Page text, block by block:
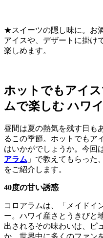
★スイーツの隠し味に。お
アイスや、デザートに掛け
楽しめます。
ホットでもアイ
ムで楽しむ ハワ
昼間は夏の熱気を残す日も
るこの季節。ホットでもア
はいかがでしょうか。今回
アラム 」で教えてもらった
をご紹介します。
40度の甘い誘惑
コロアラムは、「メイドイ
ー。ハワイ産さとうきびと
出されるその味わいは、ピ
か。世界中に多くのファン